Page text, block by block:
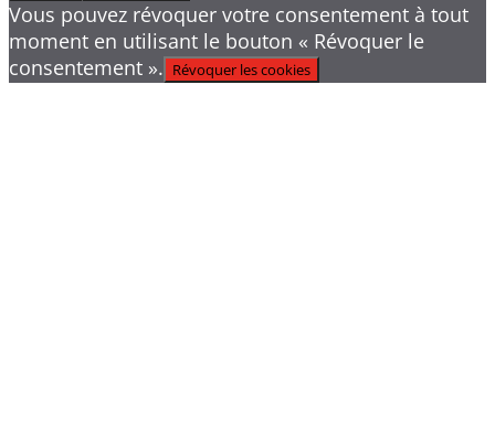
Vous pouvez révoquer votre consentement à tout
moment en utilisant le bouton « Révoquer le
consentement ». Révoquer les cookies